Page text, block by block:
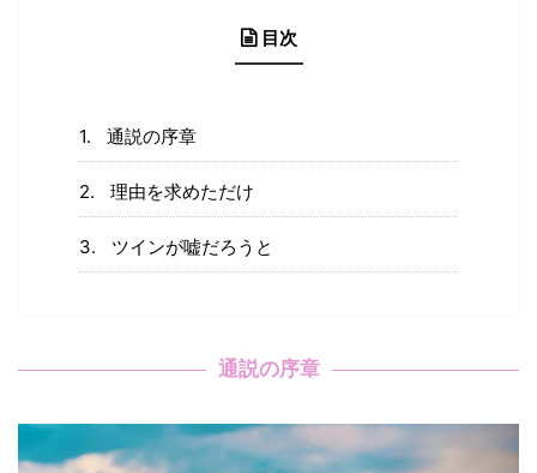
目次
通説の序章
理由を求めただけ
ツインが嘘だろうと
通説の序章